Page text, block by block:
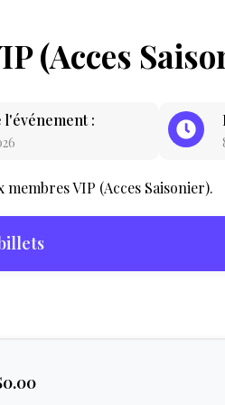
PASSE
&
BILLET
LIVE
(Acces
l'événement :
membres VIP (Acces Saisonier).